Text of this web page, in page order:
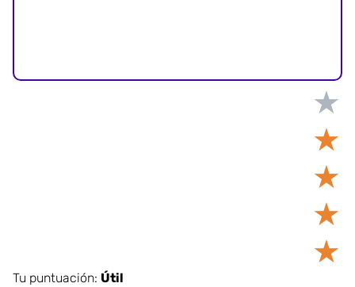
★
★
★
★
★
Tu puntuación: Útil